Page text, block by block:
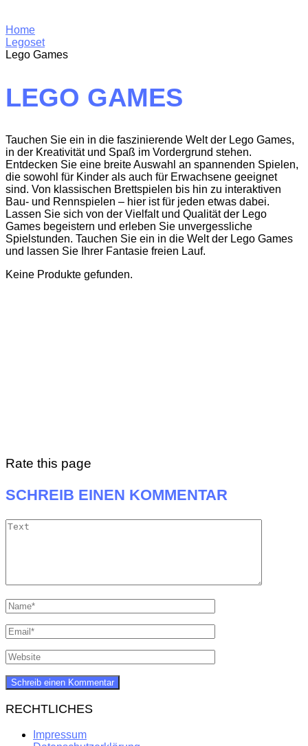
Home
Legoset
Lego Games
LEGO GAMES
Tauchen Sie ein in die faszinierende Welt der Lego Games,
in der Kreativität und Spaß im Vordergrund stehen.
Entdecken Sie eine breite Auswahl an spannenden Spielen,
die sowohl für Kinder als auch für Erwachsene geeignet
sind. Von klassischen Brettspielen bis hin zu interaktiven
Bau- und Rennspielen – hier ist für jeden etwas dabei.
Lassen Sie sich von der Vielfalt und Qualität der Lego
Games begeistern und erleben Sie unvergessliche
Spielstunden. Tauchen Sie ein in die Welt der Lego Games
und lassen Sie Ihrer Fantasie freien Lauf.
Keine Produkte gefunden.
Rate this page
SCHREIB EINEN KOMMENTAR
RECHTLICHES
Impressum